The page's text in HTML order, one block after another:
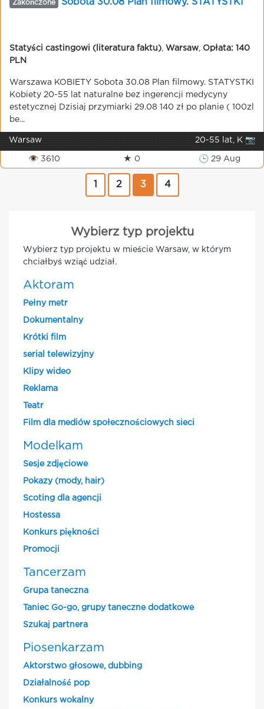
Zakończone Sobota 30.08 Plan filmowy. STATYSTKI
Statyści castingowi (literatura faktu) Warsaw
Opłata: 140
PLN
Warszawa KOBIETY Sobota 30.08 Plan filmowy. STATYSTKI
Kobiety 20-55 lat naturalne bez ingerencji medycyny
estetycznej Dzisiaj przymiarki 29.08 140 zł po planie ( 100zl
be...
Warsaw 20-55 lat, K 📷
👁 3610 ★ 0 🕒 29 Aug
2 3 4
Wybierz typ projektu
Wybierz typ projektu w mieście Warsaw, w którym
chciałbyś wziąć udział.
Aktoram
Pełny metr
Dokumentalny
Krótki film
serial telewizyjny
Klipy wideo
Reklama
Teatr
Film dla mediów społecznościowych sieci
Modelkam
Sesje zdjęciowe
Pokazy (mody, hair)
Scoting dla agencji
Hostessa
Konkurs piękności
Promocji
Tancerzam
Grupa taneczna
Taniec Go-go, grupy taneczne dodatkowe
Szukaj partnera
Piosenkarzam
Aktorstwo głosowe, dubbing
Działalność pop
Konkurs wokalny